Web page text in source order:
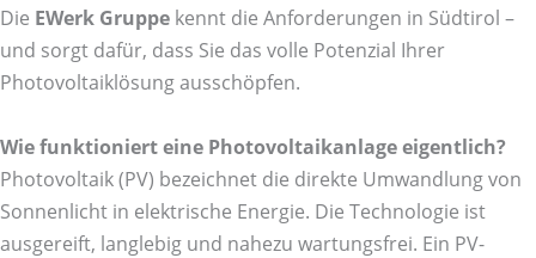
Die EWerk Gruppe kennt die Anforderungen in Südtirol –
und sorgt dafür, dass Sie das volle Potenzial Ihrer
Photovoltaiklösung ausschöpfen.
Wie funktioniert eine Photovoltaikanlage eigentlich?
Photovoltaik (PV) bezeichnet die direkte Umwandlung von
Sonnenlicht in elektrische Energie. Die Technologie ist
ausgereift, langlebig und nahezu wartungsfrei. Ein PV-